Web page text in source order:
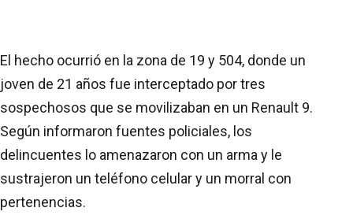
El hecho ocurrió en la zona de 19 y 504, donde un
joven de 21 años fue interceptado por tres
sospechosos que se movilizaban en un Renault 9.
Según informaron fuentes policiales, los
delincuentes lo amenazaron con un arma y le
sustrajeron un teléfono celular y un morral con
pertenencias.